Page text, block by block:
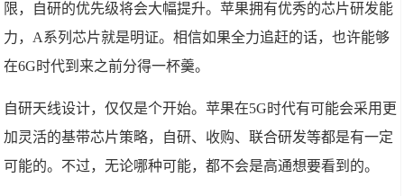
限，自研的优先级将会大幅提升。苹果拥有优秀的芯片研发能
力，A系列芯片就是明证。相信如果全力追赶的话，也许能够
在6G时代到来之前分得一杯羹。
自研天线设计，仅仅是个开始。苹果在5G时代有可能会采用更
加灵活的基带芯片策略，自研、收购、联合研发等都是有一定
可能的。不过，无论哪种可能，都不会是高通想要看到的。